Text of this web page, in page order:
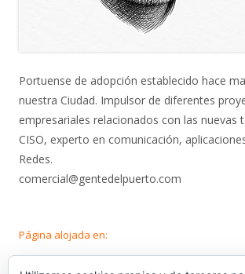
Portuense de adopción establecido hace
nuestra Ciudad. Impulsor de diferentes
empresariales relacionados con las nuevas
CISO, experto en comunicación,
Redes.
comercial@gentedelpuerto.com
Página alojada en: